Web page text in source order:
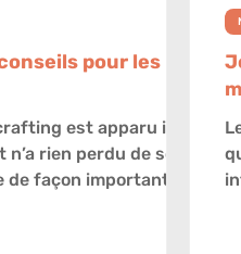
pour les
est apparu il y a
rien perdu de son
façon importante à